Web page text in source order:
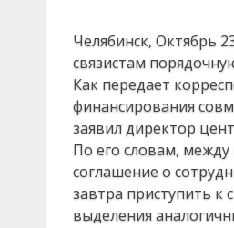
Челябинск, Октябрь
связистам
Как передает
финансирования
заявил директор
По его словам,
соглашение о
завтра приступить к
выделения